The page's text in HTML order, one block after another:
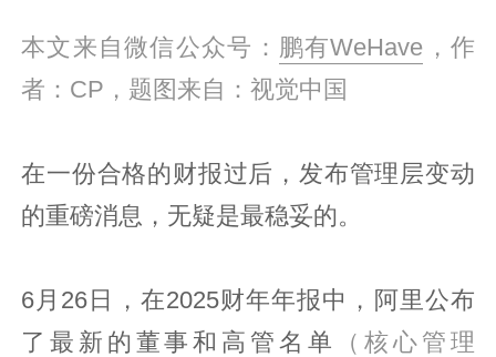
本文来自微信公众号： 鹏有WeHave ，作
者：CP，题图来自：视觉中国
在一份合格的财报过后，发布管理层变动
的重磅消息，无疑是最稳妥的。
6月26日，在2025财年年报中，阿里公布
了最新的董事和高管名单
（核心管理